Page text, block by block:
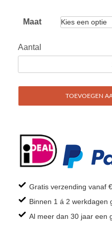
Maat
Aantal
TOEVOEGEN
Gratis verzending vanaf
Binnen 1 á 2 werkdagen
Al meer dan 30 jaar een